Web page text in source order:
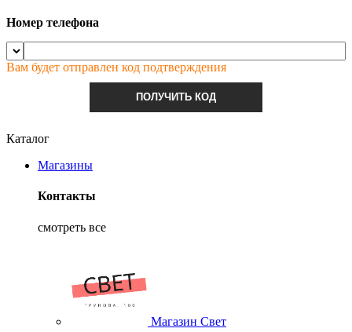
Номер телефона
Вам будет отправлен код подтверждения
ПОЛУЧИТЬ КОД
Каталог
Магазины
Контакты
смотреть все
Магазин Свет